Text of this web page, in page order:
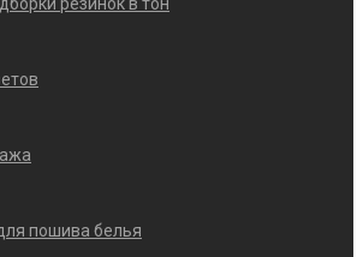
пошива белья